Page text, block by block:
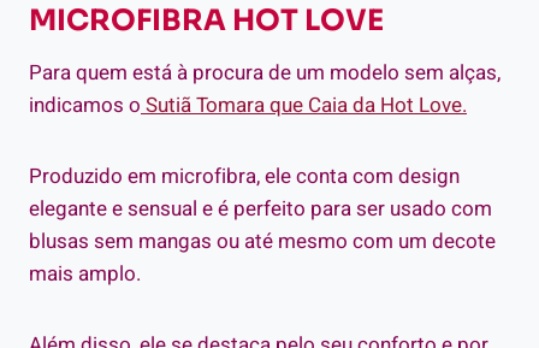
MICROFIBRA HOT LOVE
Para quem está à procura de um modelo sem alças,
indicamos o Sutiã Tomara que Caia da Hot Love.
Produzido em microfibra, ele conta com design
elegante e sensual e é perfeito para ser usado com
blusas sem mangas ou até mesmo com um decote
mais amplo.